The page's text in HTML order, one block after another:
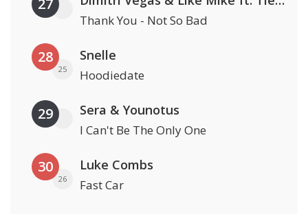
27
Thank You - Not So Bad
28
25
Snelle
Hoodiedate
29 Sera & Younotus
I Can't Be The Only One
30
26
Luke Combs
Fast Car